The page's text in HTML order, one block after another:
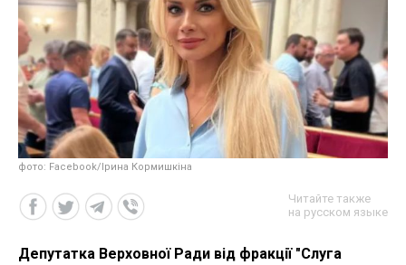
фото: Facebook/Ірина Кормишкіна
Читайте также
на русском языке
Депутатка Верховної Ради від фракції "Слуга